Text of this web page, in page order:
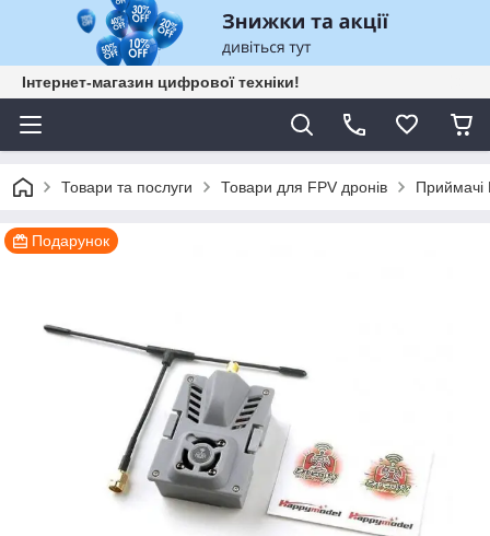
Інтернет-магазин цифрової техніки!
Товари та послуги Товари для FPV дронів Приймачі
Подарунок